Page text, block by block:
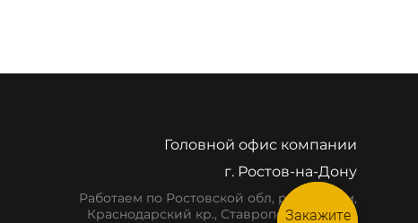
Головной офис компании
г. Ростов-на-Дону
Работаем по Ростовской обл, респ. Крым,
Краснодарский кр., Ставропольский кр.,
Закажите